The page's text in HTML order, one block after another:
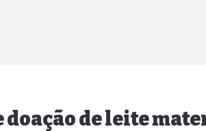
doação de leite